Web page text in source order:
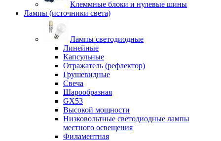
Клеммные блоки и нулевые шины
Лампы (источники света)
Лампы светодиодные
Линейные
Капсульные
Отражатель (рефлектор)
Грушевидные
Свеча
Шарообразная
GX53
Высокой мощности
Низковольтные светодиодные лампы
местного освещения
Филаментная